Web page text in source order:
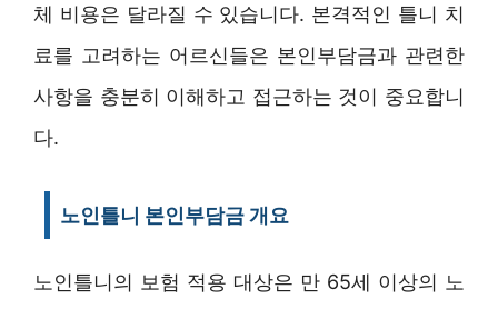
체 비용은 달라질 수 있습니다. 본격적인 틀니 치
료를 고려하는 어르신들은 본인부담금과 관련한
사항을 충분히 이해하고 접근하는 것이 중요합니
다.
노인틀니 본인부담금 개요
노인틀니의 보험 적용 대상은 만 65세 이상의 노